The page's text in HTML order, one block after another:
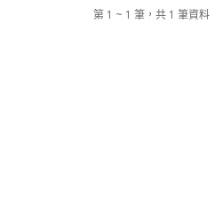
第 1 ~ 1 筆，共 1 筆資料